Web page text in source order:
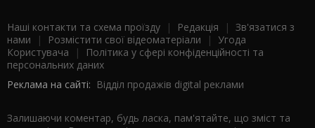
Наші контакти та схема проїзду | Редакція | Зв'язатися з
нами | Розмістити свої відеоматеріали | Угода
Користувача |
Політика у сфері конфіденційності та
персональних даних
Реклама на сайті: Відділ продажів digital реклами
Залишаючи коментар, будь ласка, пам'ятайте, що зміст та